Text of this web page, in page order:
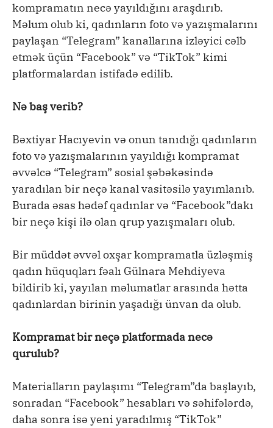
kompramatın necə yayıldığını araşdırıb.
Məlum olub ki, qadınların foto və yazışmalarını
paylaşan “Telegram” kanallarına izləyici cəlb
etmək üçün “Facebook” və “TikTok” kimi
platformalardan istifadə edilib.
Nə baş verib?
Bəxtiyar Hacıyevin və onun tanıdığı qadınların
foto və yazışmalarının yayıldığı kompramat
əvvəlcə “Telegram” sosial şəbəkəsində
yaradılan bir neçə kanal vasitəsilə yayımlanıb.
Burada əsas hədəf qadınlar və “Facebook”dakı
bir neçə kişi ilə olan qrup yazışmaları olub.
Bir müddət əvvəl oxşar kompramatla üzləşmiş
qadın hüquqları fəalı Gülnara Mehdiyeva
bildirib ki, yayılan məlumatlar arasında hətta
qadınlardan birinin yaşadığı ünvan da olub.
Kompramat bir neçə platformada necə
qurulub?
Materialların paylaşımı “Telegram”da başlayıb,
sonradan “Facebook” hesabları və səhifələrdə,
daha sonra isə yeni yaradılmış “TikTok”